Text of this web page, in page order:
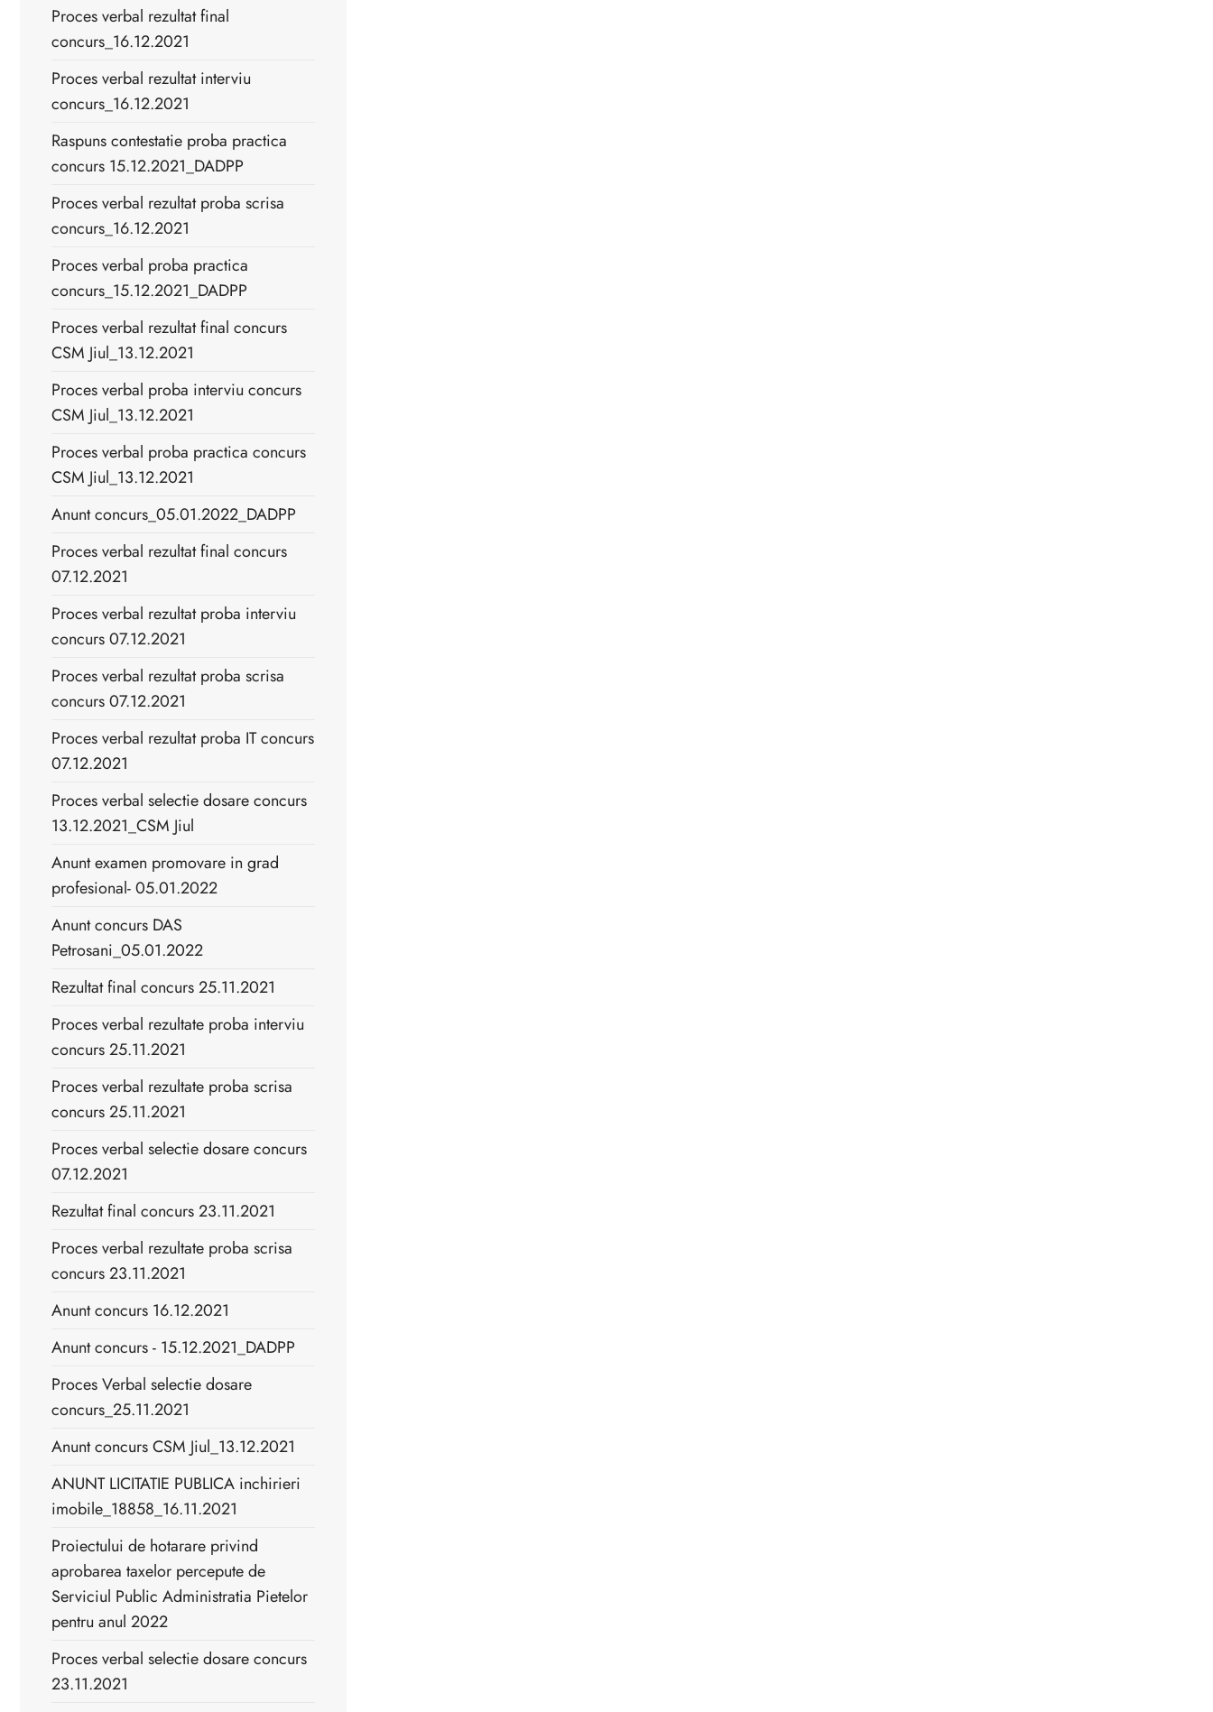
Proces verbal rezultat final
concurs_16.12.2021
Proces verbal rezultat interviu
concurs_16.12.2021
Raspuns contestatie proba practica
concurs 15.12.2021_DADPP
Proces verbal rezultat proba scrisa
concurs_16.12.2021
Proces verbal proba practica
concurs_15.12.2021_DADPP
Proces verbal rezultat final concurs
CSM Jiul_13.12.2021
Proces verbal proba interviu concurs
CSM Jiul_13.12.2021
Proces verbal proba practica concurs
CSM Jiul_13.12.2021
Anunt concurs_05.01.2022_DADPP
Proces verbal rezultat final concurs
07.12.2021
Proces verbal rezultat proba interviu
concurs 07.12.2021
Proces verbal rezultat proba scrisa
concurs 07.12.2021
Proces verbal rezultat proba IT concurs
07.12.2021
Proces verbal selectie dosare concurs
13.12.2021_CSM Jiul
Anunt examen promovare in grad
profesional- 05.01.2022
Anunt concurs DAS
Petrosani_05.01.2022
Rezultat final concurs 25.11.2021
Proces verbal rezultate proba interviu
concurs 25.11.2021
Proces verbal rezultate proba scrisa
concurs 25.11.2021
Proces verbal selectie dosare concurs
07.12.2021
Rezultat final concurs 23.11.2021
Proces verbal rezultate proba scrisa
concurs 23.11.2021
Anunt concurs 16.12.2021
Anunt concurs - 15.12.2021_DADPP
Proces Verbal selectie dosare
concurs_25.11.2021
Anunt concurs CSM Jiul_13.12.2021
ANUNT LICITATIE PUBLICA inchirieri
imobile_18858_16.11.2021
Proiectului de hotarare privind
aprobarea taxelor percepute de
Serviciul Public Administratia Pietelor
pentru anul 2022
Proces verbal selectie dosare concurs
23.11.2021